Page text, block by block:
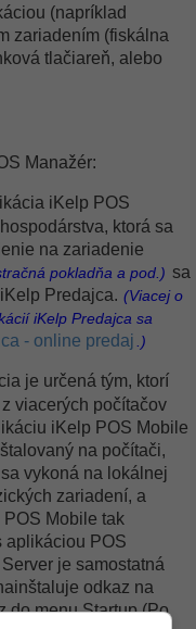
(napríklad
zariadením (fiskálna
tlačiareň, alebo
Manažér:
iKelp POS
ktorá sa
na zariadenie
pokladňa a pod.) sa
Predajca. (Viacej o
iKelp Predajca sa
- online predaj .)
je určená tým, ktorí
viacerých počítačov
iKelp POS Mobile
na počítači,
vykoná na lokálnej
zariadení, a
Mobile tak
aplikáciou POS
je samostatná
odkaz na
do menu Startup (Po